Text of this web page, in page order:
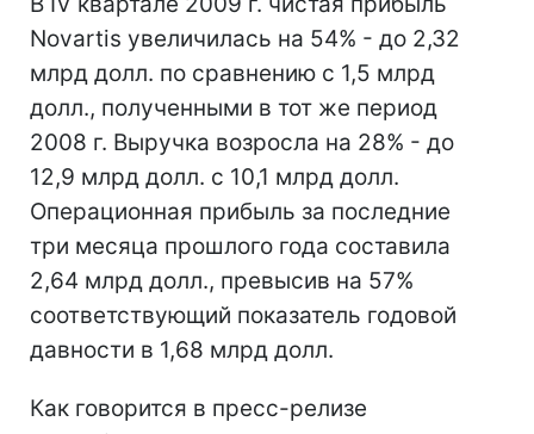
Novartis увеличилась на 54% - до 2,32
млрд долл. по сравнению с 1,5 млрд
долл., полученными в тот же период
2008 г. Выручка возросла на 28% - до
12,9 млрд долл. с 10,1 млрд долл.
Операционная прибыль за последние
три месяца прошлого года составила
2,64 млрд долл., превысив на 57%
соответствующий показатель годовой
давности в 1,68 млрд долл.
Как говорится в пресс-релизе